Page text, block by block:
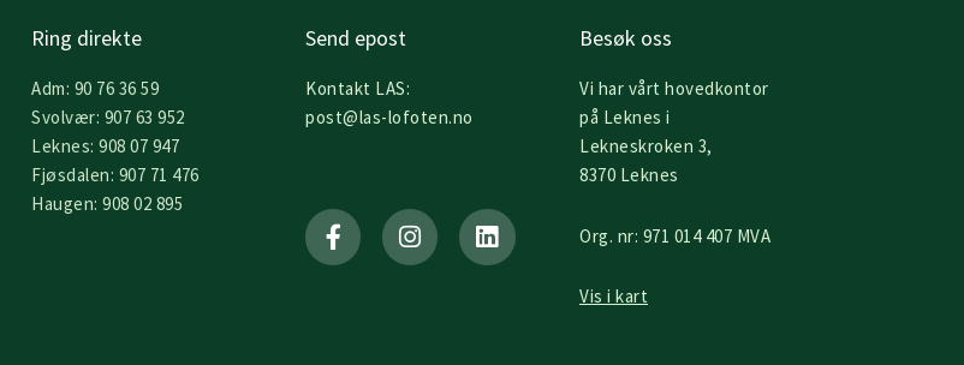
Ring direkte
Adm: 90 76 36 59
Svolvær: 907 63 952
Leknes: 908 07 947
Fjøsdalen: 907 71 476
Haugen: 908 02 895
Send epost
Kontakt LAS:
post@las-lofoten.no
a
c
e
n
s
t
i
n
k
Besøk oss
Vi har vårt hovedkontor
på Leknes i
Lekneskroken 3,
8370 Leknes
Org. nr: 971 014 407 MVA
Vis i kart